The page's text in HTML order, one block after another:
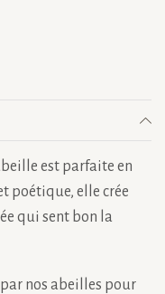
est parfaite en
poétique, elle crée
qui sent bon la
nos abeilles pour